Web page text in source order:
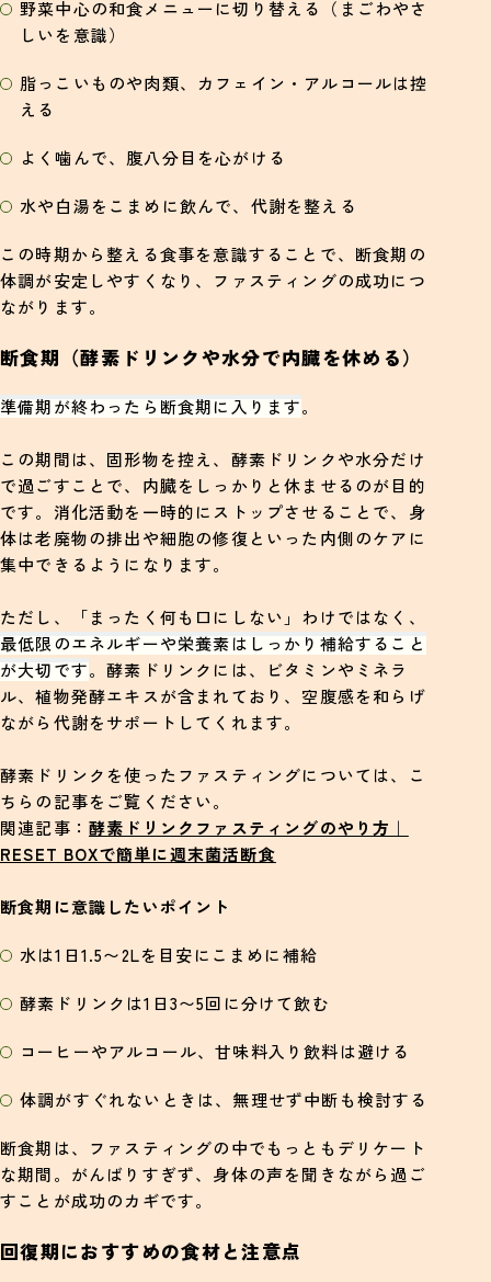
野菜中心の和食メニューに切り替える（まごわやさ
しいを意識）
脂っこいものや肉類、カフェイン・アルコールは控
える
よく噛んで、腹八分目を心がける
水や白湯をこまめに飲んで、代謝を整える
この時期から整える食事を意識することで、断食期の
体調が安定しやすくなり、ファスティングの成功につ
ながります。
断食期（酵素ドリンクや水分で内臓を休める）
準備期が終わったら断食期に入ります。
この期間は、固形物を控え、酵素ドリンクや水分だけ
で過ごすことで、内臓をしっかりと休ませるのが目的
です。消化活動を一時的にストップさせることで、身
体は老廃物の排出や細胞の修復といった内側のケアに
集中できるようになります。
ただし、「まったく何も口にしない」わけではなく、
最低限のエネルギーや栄養素はしっかり補給すること
が大切です。酵素ドリンクには、ビタミンやミネラ
ル、植物発酵エキスが含まれており、空腹感を和らげ
ながら代謝をサポートしてくれます。
酵素ドリンクを使ったファスティングについては、こ
ちらの記事をご覧ください。
関連記事： 酵素ドリンクファスティングのやり方｜
RESET BOXで簡単に週末菌活断食
断食期に意識したいポイント
水は1日1.5〜2Lを目安にこまめに補給
酵素ドリンクは1日3〜5回に分けて飲む
コーヒーやアルコール、甘味料入り飲料は避ける
体調がすぐれないときは、無理せず中断も検討する
断食期は、ファスティングの中でもっともデリケート
な期間。がんばりすぎず、身体の声を聞きながら過ご
すことが成功のカギです。
回復期におすすめの食材と注意点